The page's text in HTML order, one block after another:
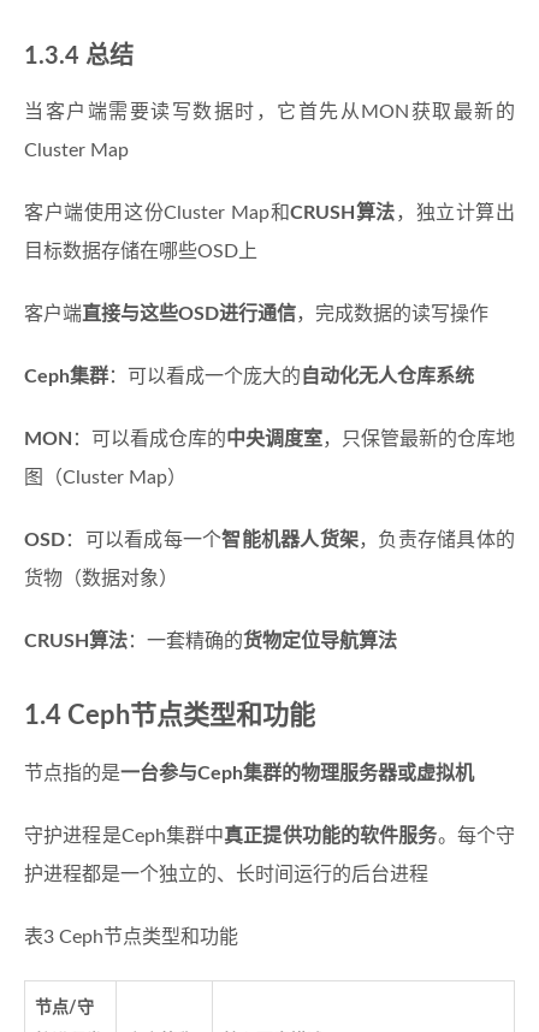
1.3.4 总结
当客户端需要读写数据时，它首先从MON获取最新的
Cluster Map
客户端使用这份Cluster Map和CRUSH算法，独立计算出
目标数据存储在哪些OSD上
客户端直接与这些OSD进行通信，完成数据的读写操作
Ceph集群：可以看成一个庞大的 自动化无人仓库系统
MON ：可以看成仓库的中央调度室，只保管最新的仓库地
图（Cluster Map）
OSD：可以看成每一个智能机器人货架，负责存储具体的
货物（数据对象）
CRUSH算法：一套精确的货物定位导航算法
1.4 Ceph节点类型和功能
节点指的是一台参与Ceph集群的物理服务器或虚拟机
守护进程是Ceph集群中真正提供功能的软件服务。每个守
护进程都是一个独立的、长时间运行的后台进程
表3 Ceph节点类型和功能
节点/守